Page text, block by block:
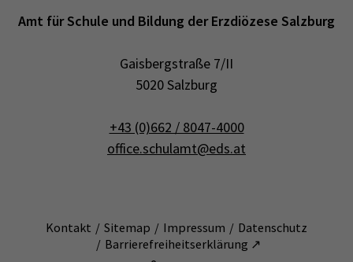
Amt für Schule und Bildung der Erzdiözese Salzburg
Gaisbergstraße 7/II
5020 Salzburg
+43 (0)662 / 8047-4000
office.schulamt@eds.at
Kontakt Sitemap Impressum
Datenschutz
Barrierefreiheitserklärung ↗